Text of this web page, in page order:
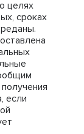
целях
сроках
если